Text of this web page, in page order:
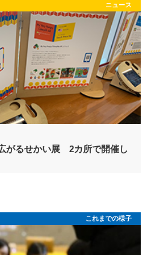
ニュース
がるせかい展 2カ所で開催し
これまでの様子